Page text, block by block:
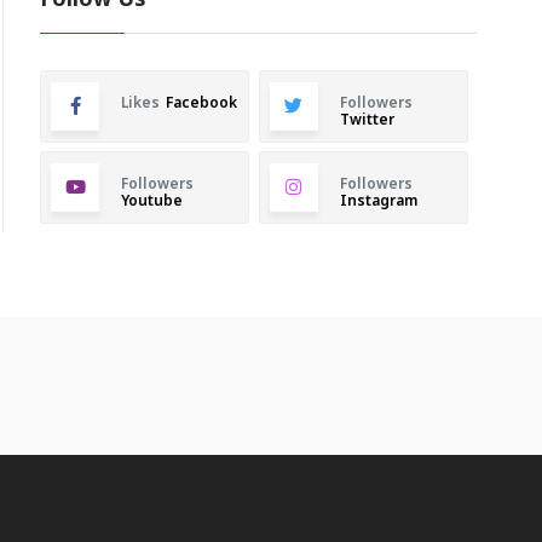
Likes Facebook
Followers
Twitter
Followers
Youtube
Followers
Instagram